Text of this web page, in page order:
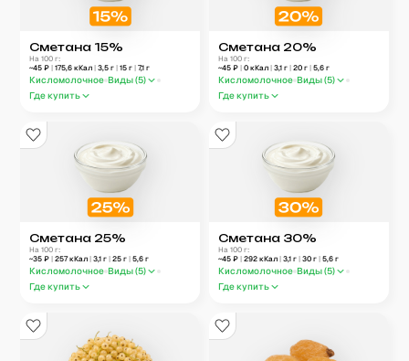
Сметана 15%
На 100 г:
~45 ₽| 175,6 кКал| 3,5 г| 15 г| 7,1 г
Кисломолочное Виды (5)
Где купить
Сметана 20%
На 100 г:
~45 ₽ | 0 кКал | 3,1 г | 20 г | 5,6 г
Кисломолочное Виды (5)
Где купить
Сметана 25%
На 100 г:
~35 ₽| 257кКал| 3,1 г| 25 г| 5,6 г
Кисломолочное Виды (5)
Где купить
Сметана 30%
На 100 г:
~45 ₽ | 292 кКал | 3,1 г | 30 г | 5,6 г
Кисломолочное Виды (5)
Где купить